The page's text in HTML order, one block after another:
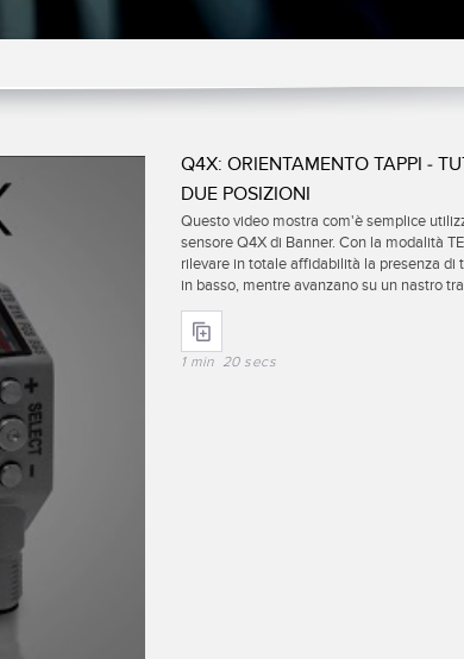
Q4X: ORIENTAMENTO TAPPI -
DUE POSIZIONI
Questo video mostra com'è semplice
sensore Q4X di Banner. Con la modalità
rilevare in totale affidabilità la presenza
in basso, mentre avanzano su un nastro
1 min 20 secs